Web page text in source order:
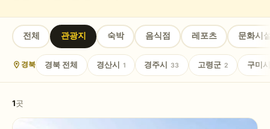
전체 관광지 숙박 음식점 레포츠 문화시
경북 경북 전체 경산시 1 경주시 33 고령군 2 구미시
1곳